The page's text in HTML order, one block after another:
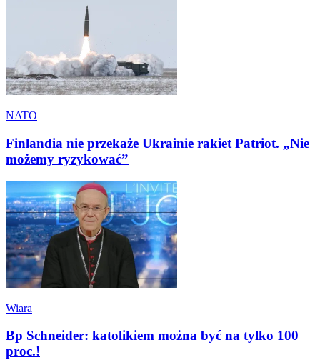
NATO
Finlandia nie przekaże Ukrainie rakiet Patriot. „Nie
możemy ryzykować”
Wiara
Bp Schneider: katolikiem można być na tylko 100
proc.!